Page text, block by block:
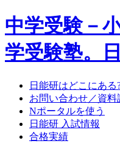
中学受験－
学受験塾。
日能研はどこにある
お問い合わせ／資料
Nポータルを使う
日能研 入試情報
合格実績